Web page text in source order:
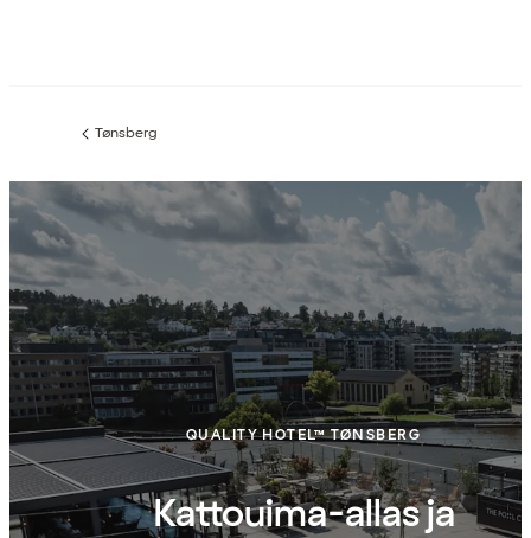
Edellinen
Tønsberg
QUALITY HOTEL™ TØNSBERG
Kattouima-allas ja